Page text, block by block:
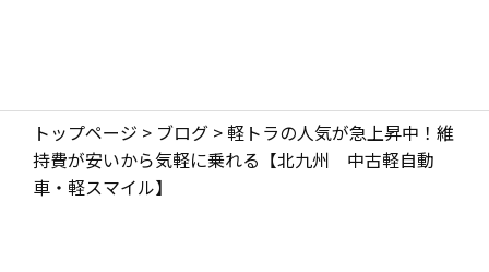
トップページ > ブログ > 軽トラの人気が急上昇中！維
持費が安いから気軽に乗れる【北九州 中古軽自動
車・軽スマイル】